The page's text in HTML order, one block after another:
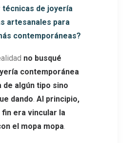
de joyería
artesanales para
contemporáneas?
no busqué
contemporánea
de algún tipo sino
dando Al principio,
fin era vincular la
el mopa mopa